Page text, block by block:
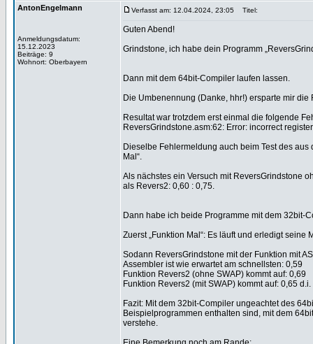
AntonEngelmann
Anmeldungsdatum:
15.12.2023
Beiträge: 9
Wohnort: Oberbayern
Verfasst am: 12.04.2024, 23:05 Titel:
Guten Abend!
Grindstone, ich habe dein Programm
Dann mit dem 64bit-Compiler laufen lassen.
Die Umbenennung (Danke, hhr!) ersparte mir
Resultat war trotzdem erst einmal die folgende
ReversGrindstone.asm:62: Error: incorrect
Dieselbe Fehlermeldung auch beim Test des
Mal“.
Als nächstes ein Versuch mit ReversGrindstone
als Revers2: 0,60 : 0,75.
Dann habe ich beide Programme mit dem 32bit-
Zuerst „Funktion Mal“: Es läuft und erledigt seine
Sodann ReversGrindstone mit der Funktion mit
Assembler ist wie erwartet am schnellsten: 0,59
Funktion Revers2 (ohne SWAP) kommt auf: 0,69
Funktion Revers2 (mit SWAP) kommt auf: 0,65
Fazit: Mit dem 32bit-Compiler ungeachtet des
Beispielprogrammen enthalten sind, mit dem
verstehe.